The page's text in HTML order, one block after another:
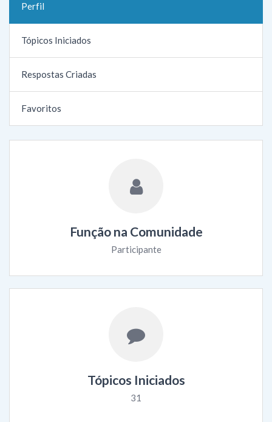
Perfil
Tópicos Iniciados
Respostas Criadas
Favoritos
Função na Comunidade
Participante
Tópicos Iniciados
31